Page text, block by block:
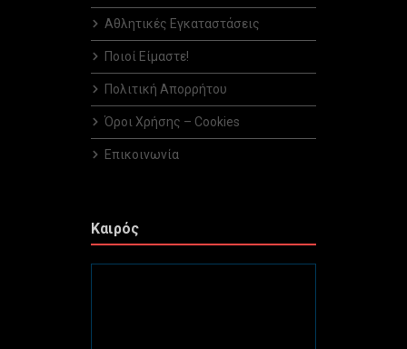
Αθλητικές Εγκαταστάσεις
Ποιοί Είμαστε!
Πολιτική Απορρήτου
Όροι Χρήσης – Cookies
Επικοινωνία
Καιρός